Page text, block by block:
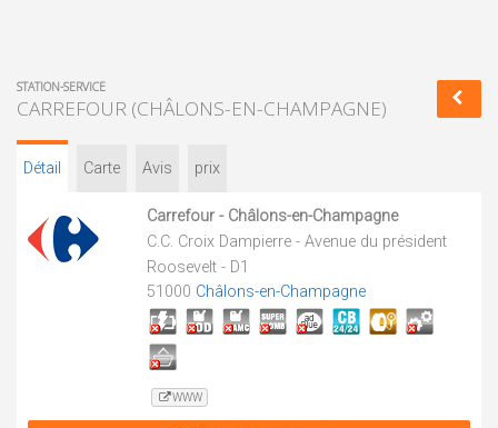
STATION-SERVICE
CARREFOUR (CHÂLONS-EN-CHAMPAGNE)
Détail Carte Avis prix
Carrefour - Châlons-en-Champagne
C.C. Croix Dampierre - Avenue du président
Roosevelt - D1
51000 Châlons-en-Champagne
WWW